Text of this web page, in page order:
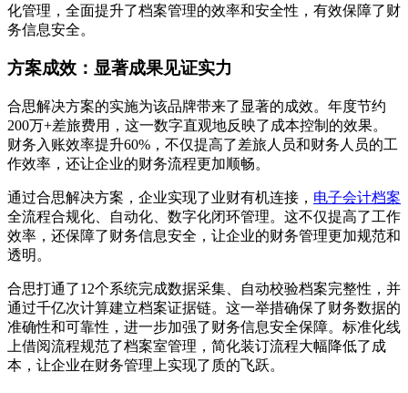
化管理，全面提升了档案管理的效率和安全性，有效保障了财
务信息安全。
方案成效：显著成果见证实力
合思解决方案的实施为该品牌带来了显著的成效。年度节约
200万+差旅费用，这一数字直观地反映了成本控制的效果。
财务入账效率提升60%，不仅提高了差旅人员和财务人员的工
作效率，还让企业的财务流程更加顺畅。
通过合思解决方案，企业实现了业财有机连接， 电子会计档案
全流程合规化、自动化、数字化闭环管理。这不仅提高了工作
效率，还保障了财务信息安全，让企业的财务管理更加规范和
透明。
合思打通了12个系统完成数据采集、自动校验档案完整性，并
通过千亿次计算建立档案证据链。这一举措确保了财务数据的
准确性和可靠性，进一步加强了财务信息安全保障。标准化线
上借阅流程规范了档案室管理，简化装订流程大幅降低了成
本，让企业在财务管理上实现了质的飞跃。